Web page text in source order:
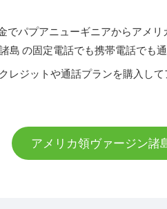
でパプアニューギニアからアメ
島 の固定電話でも携帯電話でも
レジットや通話プランを購入し
アメリカ領ヴァージン諸